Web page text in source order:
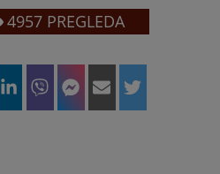
4957PREGLEDA